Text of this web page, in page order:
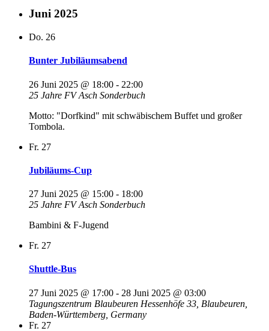
Juni 2025
Do. 26
Bunter Jubiläumsabend
26 Juni 2025 @ 18:00 - 22:00
25 Jahre FV Asch Sonderbuch
Motto: "Dorfkind" mit schwäbischem Buffet und großer
Tombola.
Fr. 27
Jubiläums-Cup
27 Juni 2025 @ 15:00 - 18:00
25 Jahre FV Asch Sonderbuch
Bambini & F-Jugend
Fr. 27
Shuttle-Bus
27 Juni 2025 @ 17:00 - 28 Juni 2025 @ 03:00
Tagungszentrum Blaubeuren Hessenhöfe 33, Blaubeuren,
Baden-Württemberg, Germany
Fr. 27